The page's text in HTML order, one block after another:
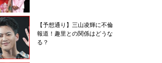
【予想通り】三山凌輝に不倫
報道！趣里との関係はどうな
る？